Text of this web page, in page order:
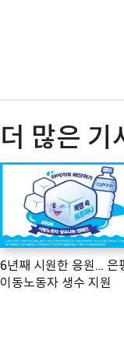
더 많은 기
6년째 시원한 응원… 은
이동노동자 생수 지원